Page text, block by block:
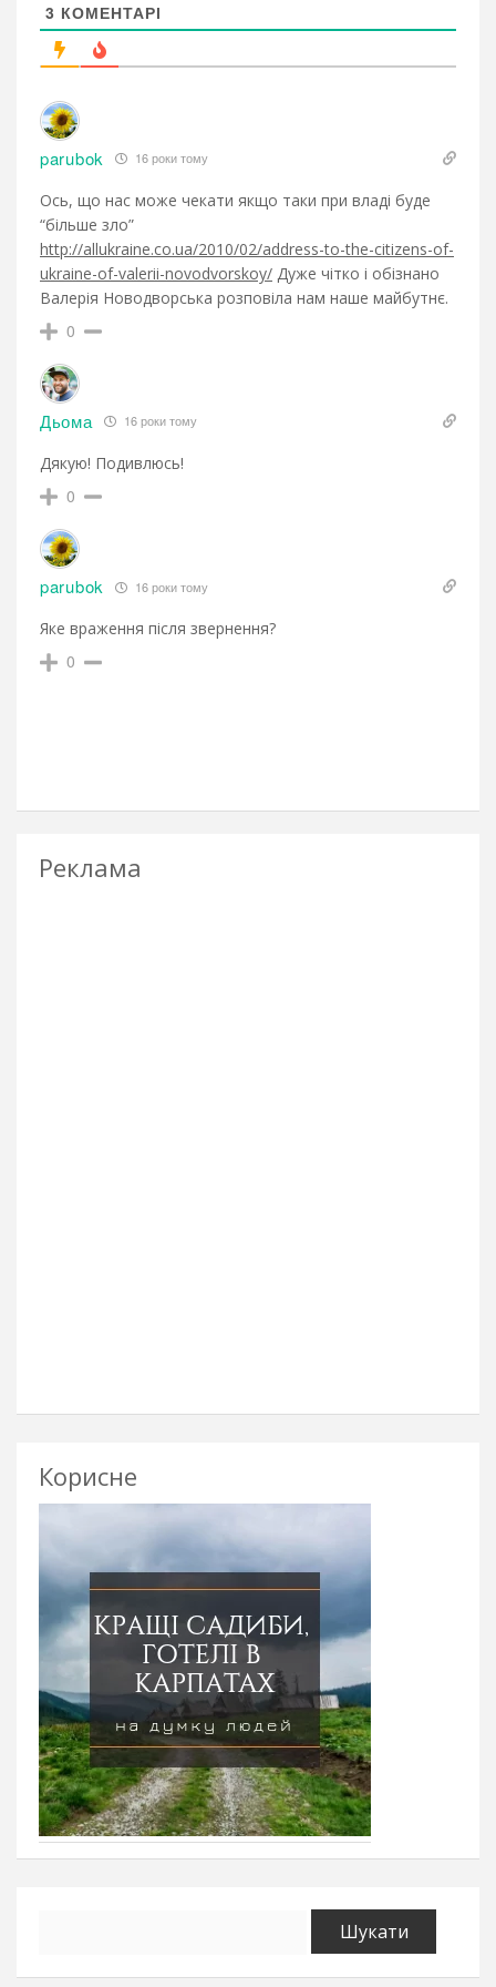
3 КОМЕНТАРІ
parubok 16 роки тому
Ось, що нас може чекати якщо таки при владі буде
“більше зло”
http://allukraine.co.ua/2010/02/address-to-the-citizens-of-
ukraine-of-valerii-novodvorskoy/ Дуже чітко і обізнано
Валерія Новодворська розповіла нам наше майбутнє.
0
Дьома 16 роки тому
Дякую! Подивлюсь!
0
parubok 16 роки тому
Яке враження після звернення?
0
Реклама
Корисне